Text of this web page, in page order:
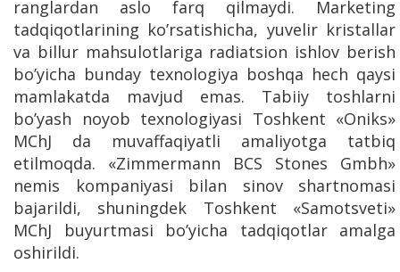
ranglardan aslo farq qilmaydi. Marketing
tadqiqotlarining ko’rsatishicha, yuvelir kristallar
va billur mahsulotlariga radiatsion ishlov berish
bo’yicha bunday texnologiya boshqa hech qaysi
mamlakatda mavjud emas. Tabiiy toshlarni
bo’yash noyob texnologiyasi Toshkent «Oniks»
MChJ da muvaffaqiyatli amaliyotga tatbiq
etilmoqda. «Zimmermann BCS Stones Gmbh»
nemis kompaniyasi bilan sinov shartnomasi
bajarildi, shuningdek Toshkent «Samotsveti»
MChJ buyurtmasi bo’yicha tadqiqotlar amalga
oshirildi.